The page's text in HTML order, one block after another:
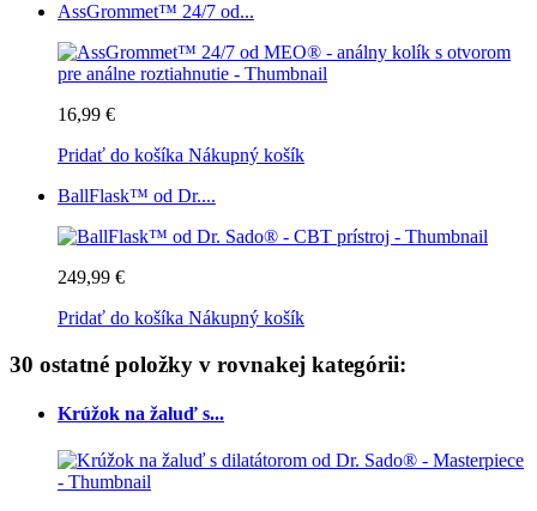
AssGrommet™ 24/7 od...
16,99 €
Pridať do košíka Nákupný košík
BallFlask™ od Dr....
249,99 €
Pridať do košíka Nákupný košík
30 ostatné položky v rovnakej kategórii:
Krúžok na žaluď s...